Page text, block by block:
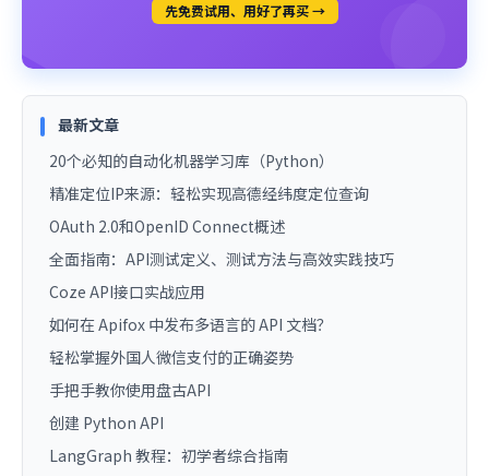
先免费试用、用好了再买 →
最新文章
20个必知的自动化机器学习库（Python）
精准定位IP来源：轻松实现高德经纬度定位查询
OAuth 2.0和OpenID Connect概述
全面指南：API测试定义、测试方法与高效实践技巧
Coze API接口实战应用
如何在 Apifox 中发布多语言的 API 文档？
轻松掌握外国人微信支付的正确姿势
手把手教你使用盘古API
创建 Python API
LangGraph 教程：初学者综合指南